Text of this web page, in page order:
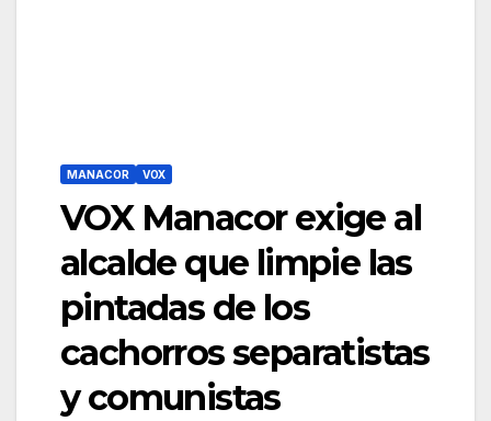
MANACOR VOX
VOX Manacor exige al
alcalde que limpie las
pintadas de los
cachorros separatistas
y comunistas